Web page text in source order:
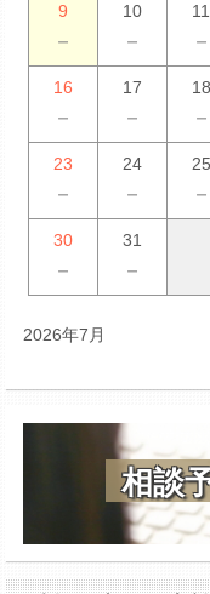
9
－
10
－
11
－
16
－
17
－
18
－
23
－
24
－
25
－
30
－
31
－
2026年7月
相談